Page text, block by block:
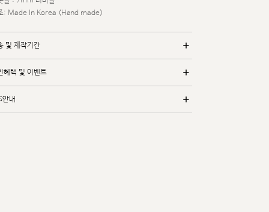
: Made In Korea (Hand made)
및 제작기간
혜택 및 이벤트
내